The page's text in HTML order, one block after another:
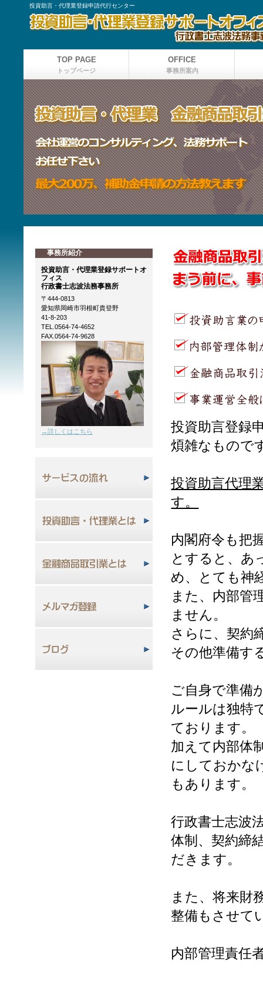
投資助言・代理業登録申請代行センター
投資助言登録
煩雑なもので
投資助言代理
す。
内閣府令も把
とすると、あ
め、とても神
また、内部管
ません。
さらに、契約
その他準備す
ご自身で準備
ルールは独特
ております。
加えて内部体
にしておかな
もあります。
行政書士志波
体制、契約締
だきます。
また、将来財
整備もさせて
内部管理責任
TOP PAGE
トップページ
OFFICE
事務所案内
事務所紹介
投資助言・代理業登録サポートオ
フィス
行政書士志波法務事務所
〒444-0813
愛知県岡崎市羽根町貴登野
41-8-203
TEL.0564-74-4652
FAX.0564-74-9628
→詳しくはこちら